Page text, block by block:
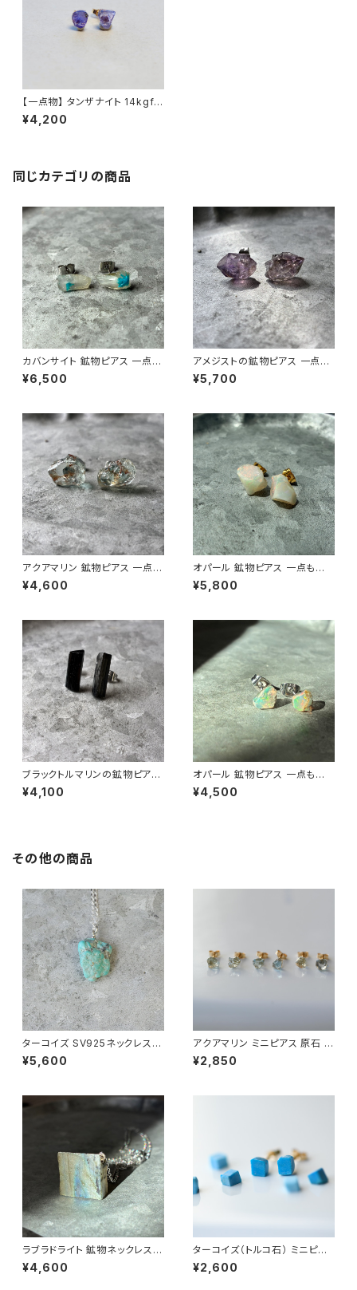
【一点物】 タンザナイト 14kgfミ
ニピアス 原石 鉱物 天然石 ハン
ドメイド アクセサリー パワース
¥4,200
同じカテゴリの商品
カバンサイト 鉱物ピアス 一点も
の 原石 天然石 金属アレルギー
対応 ハンドメイド アクセサリー
¥6,500
アメジストの鉱物ピアス 一点も
の 原石 天然石 金属アレルギー
対応 ハンドメイド アクセサリー
¥5,700
アクアマリン 鉱物ピアス 一点も
の 原石 天然石 金属アレルギー
対応 ハンドメイド アクセサリー
¥4,600
オパール 鉱物ピアス 一点もの
原石 天然石 金属アレルギー対
応 ハンドメイド アクセサリー パ
¥5,800
ブラックトルマリンの鉱物ピアス
一点もの 原石 天然石 金属アレ
ルギー対応 ハンドメイド アクセ
¥4,100
オパール 鉱物ピアス 一点もの
原石 天然石 金属アレルギー対
応 ハンドメイド アクセサリー パ
¥4,500
その他の商品
ターコイズ SV925ネックレス
原石 一点もの 鉱物 天然石 パ
ワーストーン (No.2184)
¥5,600
アクアマリン ミニピアス 原石 鉱
物 天然石 シンプル 仕事 オフィ
ス 通勤 小さい アクセサリー パ
¥2,850
ラブラドライト 鉱物ネックレス
一点もの 原石 天然石 ハンドメ
イド アクセサリー パワーストー
¥4,600
ターコイズ（トルコ石） ミニピア
ス 原石 鉱物 天然石 シンプル
仕事 オフィス 通勤 小さい アク
¥2,600